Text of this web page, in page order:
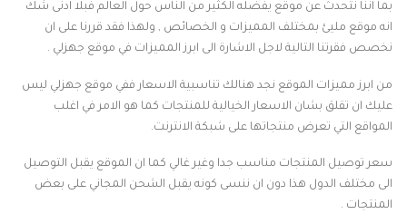
بما اننا نتحدث عن موقع يفضله الكثير من الناس حول العالم فبلا ادنى شك
انه موقع مليئ بمختلف المميزات و الخصائص , ولهذا فقد قررنا على ان
نخصص فقرتنا التالية لاجل الاشارة الى ابرز المميزات في موقع جهزلي .
من ابرز مميزات الموقع نجد هنالك تناسبية الاسعار ففي موقع جهزلي ليس
عليك ان تقلق بشان الاسعار الخيالية للمنتجات كما هو الامر في اغلب
المواقع التي تعرض منتجاتها على شبكة الانترنت.
سعر توصيل المنتجات مناسب جدا وغير غالي كما ان الموقع يقبل التوصيل
الى مختلف الدول هذا دون ان ننسى كونه يقبل الشحن المجاني على بعض
المنتجات .